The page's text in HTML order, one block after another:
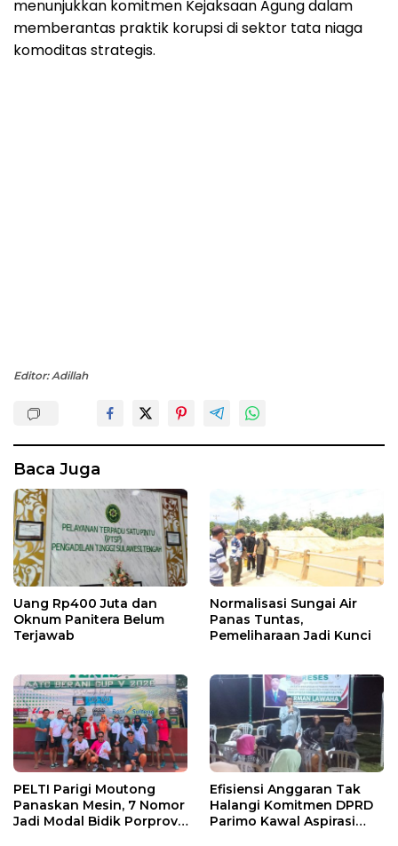
menunjukkan komitmen Kejaksaan Agung dalam
memberantas praktik korupsi di sektor tata niaga
komoditas strategis.
Editor: Adillah
Baca Juga
Uang Rp400 Juta dan
Oknum Panitera Belum
Terjawab
Normalisasi Sungai Air
Panas Tuntas,
Pemeliharaan Jadi Kunci
PELTI Parigi Moutong
Panaskan Mesin, 7 Nomor
Jadi Modal Bidik Porprov
Efisiensi Anggaran Tak
Halangi Komitmen DPRD
Parimo Kawal Aspirasi